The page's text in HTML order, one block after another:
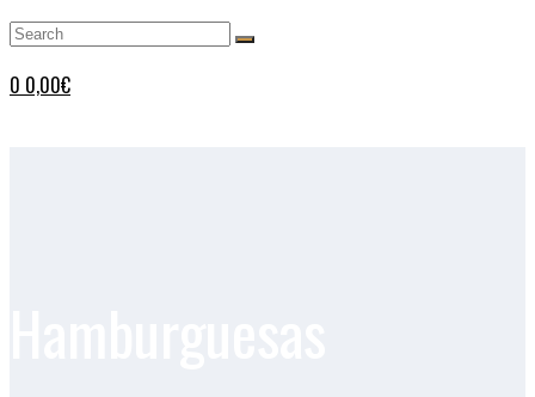
0 0,00€